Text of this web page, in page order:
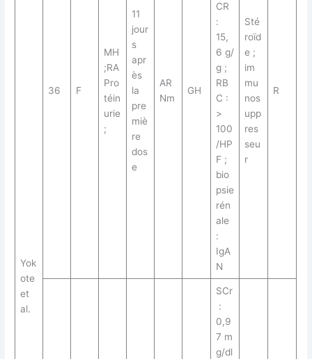
Yok
ote
et
al.
36 F
MH
;RA
Pro
téin
urie
;
11
jour
s
apr
ès
la
pre
miè
re
dos
e
AR
Nm
GH
CR
:
15,
6 g/
g ;
RB
C :
>
100
/HP
F ;
bio
psie
rén
ale
:
IgA
N
Sté
roïd
e ;
im
mu
nos
upp
res
seu
r
R
SCr
:
0,9
7 m
g/dl